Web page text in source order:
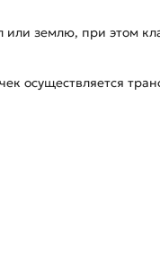
землю, при этом
осуществляется